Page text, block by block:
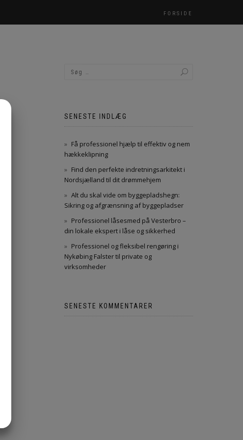
FORSIDE
SENESTE INDLÆG
Få professionel hjælp til effektiv og nem
hækkeklipning
Find den perfekte indretningsarkitekt i
Nordsjælland til dit drømmehjem
Alt du skal vide om byggepladshegn:
Sikring og afgrænsning af byggepladser
Professionel låsesmed på Vesterbro –
din lokale ekspert i låse og sikkerhed
Professionel og fleksibel rengøring i
Nykøbing Falster til private og
virksomheder
SENESTE KOMMENTARER